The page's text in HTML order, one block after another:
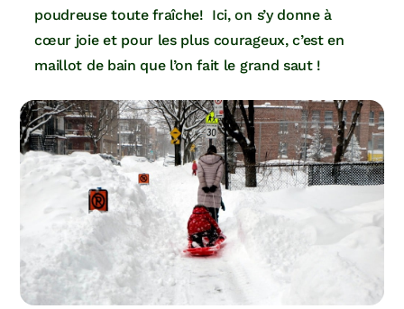
poudreuse toute fraîche! Ici, on s’y donne à
cœur joie et pour les plus courageux, c’est en
maillot de bain que l’on fait le grand saut !